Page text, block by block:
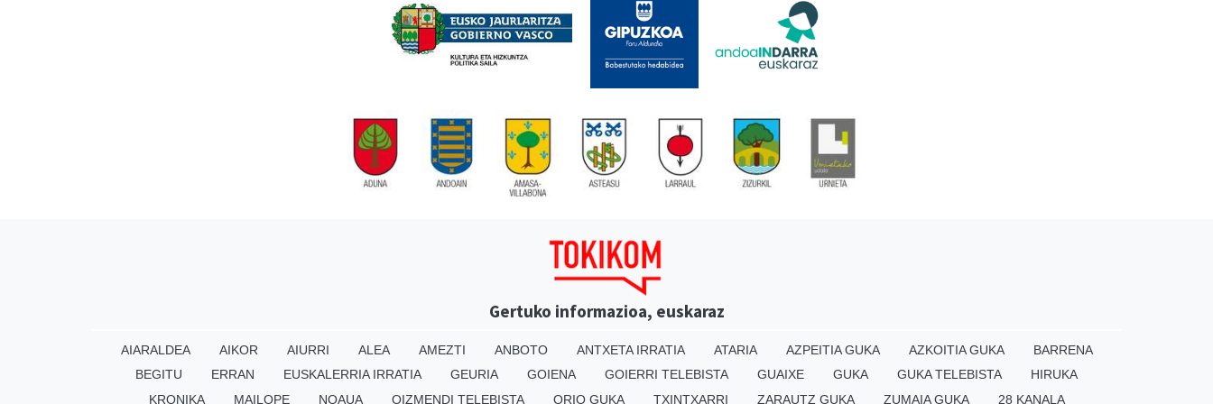
Gertuko informazioa, euskaraz
AIARALDEA AIKOR AIURRI ALEA AMEZTI ANBOTO ANTXETA IRRATIA ATARIA AZPEITIA GUKA AZKOITIA GUKA
BARRENA
BEGITU
ERRAN EUSKALERRIA IRRATIA GEURIA GOIENA GOIERRI TELEBISTA GUAIXE GUKA GUKA TELEBISTA
HIRUKA
KRONIKA
MAILOPE NOAUA OIZMENDI TELEBISTA ORIO GUKA TXINTXARRI ZARAUTZ GUKA ZUMAIA GUKA 28 KANALA